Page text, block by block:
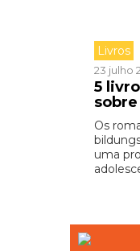
Livros
23 julho
5
Os
uma